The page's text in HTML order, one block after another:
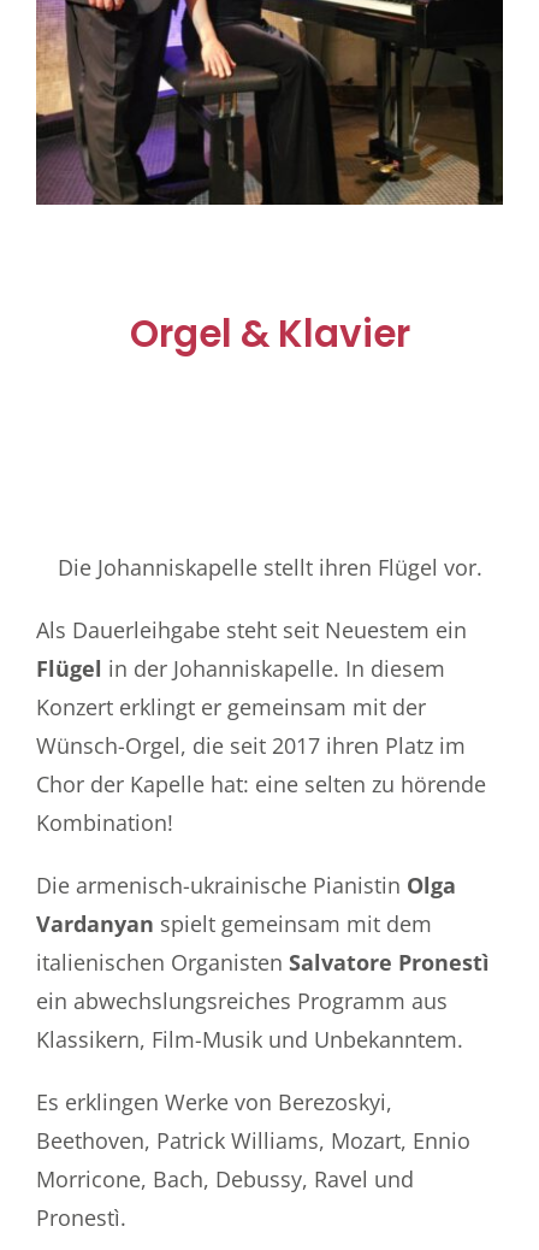
Orgel & Klavier
Die Johanniskapelle stellt ihren Flügel vor.
Als Dauerleihgabe steht seit Neuestem ein
Flügel in der Johanniskapelle. In diesem
Konzert erklingt er gemeinsam mit der
Wünsch-Orgel, die seit 2017 ihren Platz im
Chor der Kapelle hat: eine selten zu hörende
Kombination!
Die armenisch-ukrainische Pianistin Olga
Vardanyan spielt gemeinsam mit dem
italienischen Organisten Salvatore Pronestì
ein abwechslungsreiches Programm aus
Klassikern, Film-Musik und Unbekanntem.
Es erklingen Werke von Berezoskyi,
Beethoven, Patrick Williams, Mozart, Ennio
Morricone, Bach, Debussy, Ravel und
Pronestì.